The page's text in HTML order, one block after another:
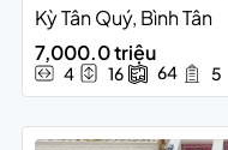
Kỳ Tân Quý, Bình Tân
7,000.0 triệu
4 16 64 5